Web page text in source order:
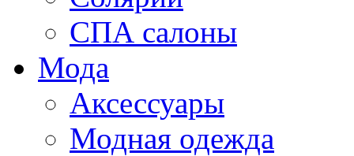
СПА салоны
Мода
Аксессуары
Модная одежда